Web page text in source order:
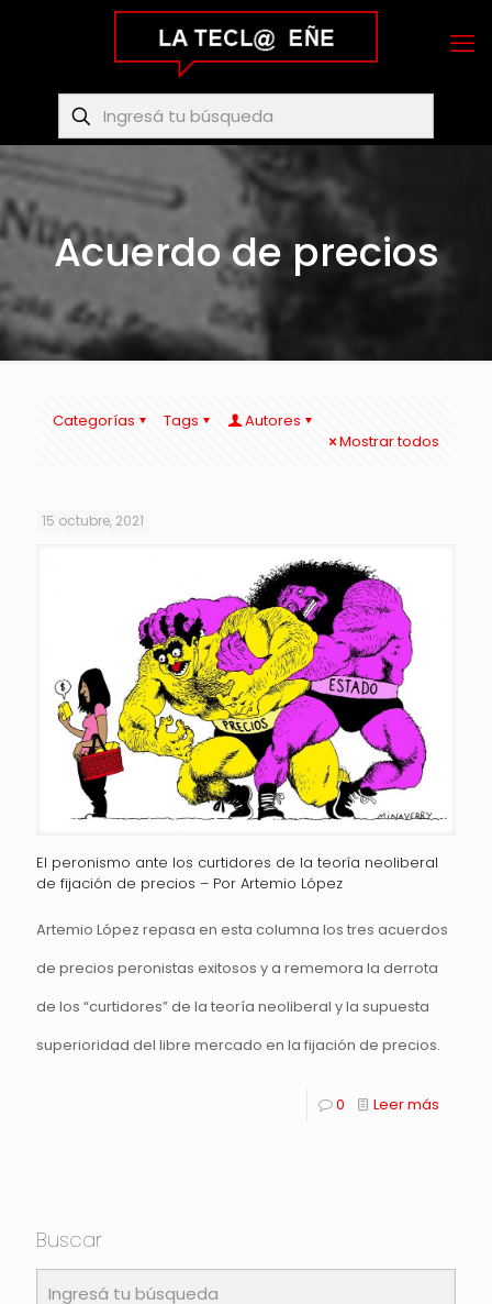
Acuerdo de precios
Categorías Tags
Autores
Mostrar todos
15 octubre, 2021
El peronismo ante los curtidores de la teoría neoliberal
de fijación de precios – Por Artemio López
Artemio López repasa en esta columna los tres acuerdos
de precios peronistas exitosos y a rememora la derrota
de los “curtidores” de la teoría neoliberal y la supuesta
superioridad del libre mercado en la fijación de precios.
0 Leer más
Buscar